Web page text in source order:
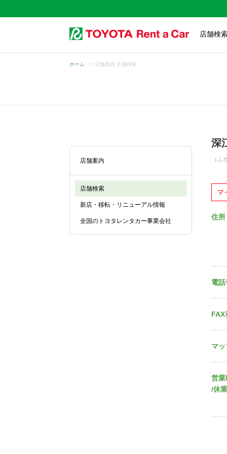
店舗検
ホーム 店舗案内 店舗検索
店舗案内
店舗検索
新店・移転・リニューアル情報
全国のトヨタレンタカー事業会社
深
（
マ
住所
電
FAX
マ
営業
/休